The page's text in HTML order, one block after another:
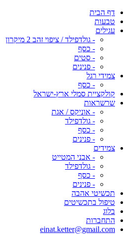
דף הבית
טבעות
עגילים
- גולדפילד / ציפוי זהב 2 מיקרון
- כסף
- סטים
- פנינים
צמידי רגל
- כסף
קולקציית סמלי ארץ-ישראל
שרשראות
- אוניקס / אגת
- גולדפילד
- כסף
- פנינים
צמידים
- אבני המטייט
- גולדפילד
- כסף
- פנינים
תכשיטי אהבה
טיפול בתכשיטים
בלוג
התחברות
einat.ketter@gmail.com